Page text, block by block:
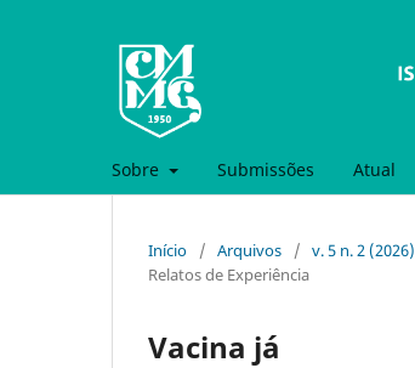
Sobre Submissões Atual
Início / Arquivos / v. 5 n. 2
Relatos de Experiência
Vacina já